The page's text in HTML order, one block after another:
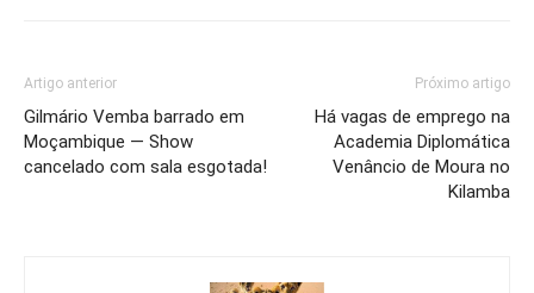
Artigo anterior
Gilmário Vemba barrado em
Moçambique — Show
cancelado com sala esgotada!
Próximo artigo
Há vagas de emprego na
Academia Diplomática
Venâncio de Moura no
Kilamba